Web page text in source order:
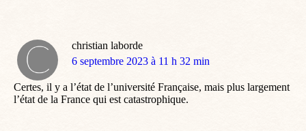
christian laborde
dit
6 septembre 2023 à 11 h 32 min
Certes, il y a l’état de l’université Française, mais plus largement
l’état de la France qui est catastrophique.